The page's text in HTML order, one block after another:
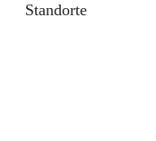
Standorte